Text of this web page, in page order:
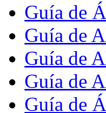
Guía de
Guía de
Guía de
Guía de
Guía de